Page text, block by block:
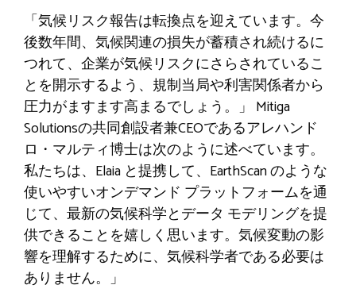
「気候リスク報告は転換点を迎えています。今
後数年間、気候関連の損失が蓄積され続けるに
つれて、企業が気候リスクにさらされているこ
とを開示するよう、規制当局や利害関係者から
圧力がますます高まるでしょう。」 Mitiga
Solutionsの共同創設者兼CEOであるアレハンド
ロ・マルティ博士は次のように述べています。
私たちは、Elaia と提携して、EarthScan のような
使いやすいオンデマンド プラットフォームを通
じて、最新の気候科学とデータ モデリングを提
供できることを嬉しく思います。気候変動の影
響を理解するために、気候科学者である必要は
ありません。」